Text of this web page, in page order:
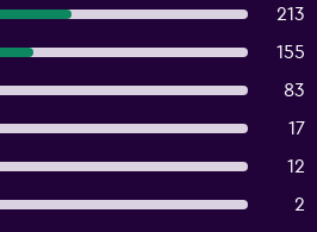
213
155
83
17
12
2